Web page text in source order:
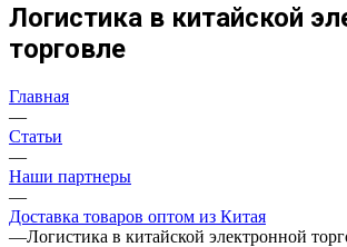
Логистика в китайской
торговле
Главная
—
Статьи
—
Наши партнеры
—
Доставка товаров оптом из Китая
—Логистика в китайской электронной